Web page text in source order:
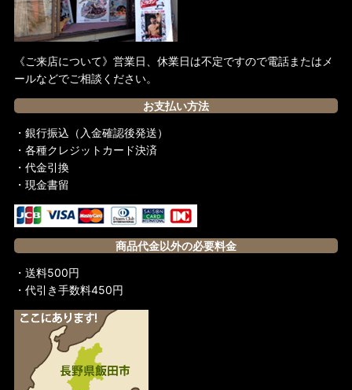
《ご来店について》営業日、休業日は不定ですので電話またはメ
ールなどでご相談ください。
お支払い方法
・銀行振込（入金確認後発送）
・各種クレジットカード決済
・代金引換
・現金書留
商品代金以外の必要料金
・送料500円
・代引き手数料450円